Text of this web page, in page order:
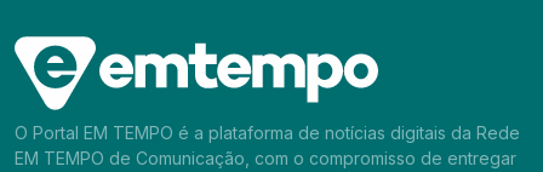
O Portal EM TEMPO é a plataforma de notícias digitais da Rede
EM TEMPO de Comunicação, com o compromisso de entregar